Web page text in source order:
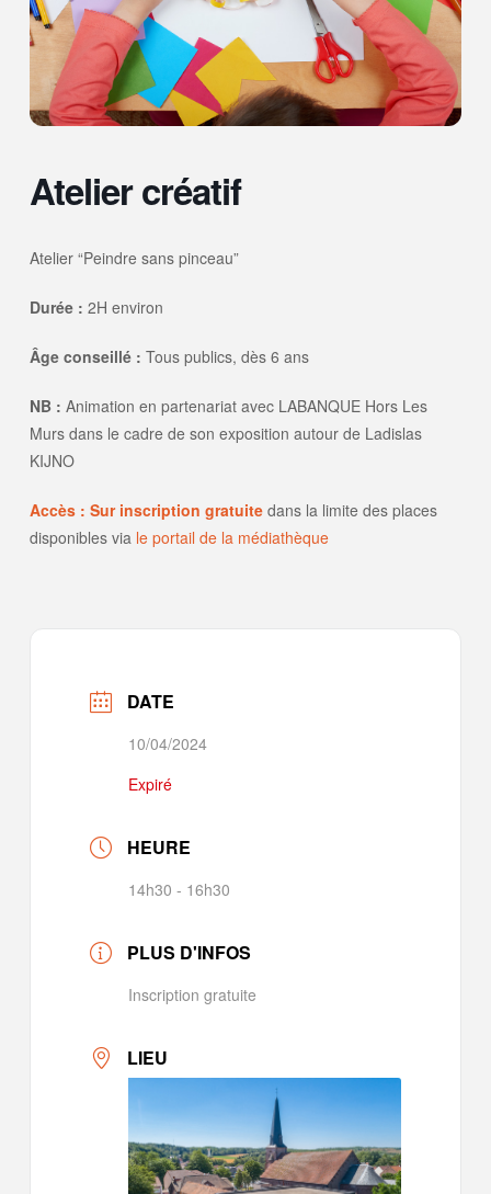
Atelier créatif
Atelier “Peindre sans pinceau”
Durée : 2H environ
Âge conseillé : Tous publics, dès 6 ans
NB : Animation en partenariat avec LABANQUE Hors Les
Murs dans le cadre de son exposition autour de Ladislas
KIJNO
Accès : Sur inscription gratuitedans la limite des places
disponibles via le portail de la médiathèque
DATE
10/04/2024
Expiré
HEURE
14h30 - 16h30
PLUS D'INFOS
Inscription gratuite
LIEU